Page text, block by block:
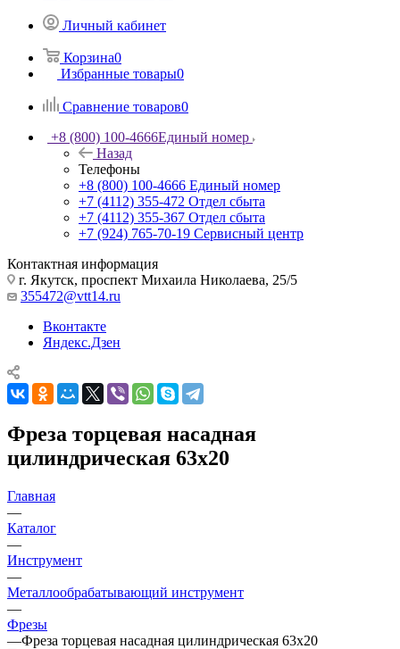
Личный кабинет
Корзина0
Избранные товары0
Сравнение товаров0
+8 (800) 100-4666Единый номер
Назад
Телефоны
+8 (800) 100-4666 Единый номер
+7 (4112) 355-472 Отдел сбыта
+7 (4112) 355-367 Отдел сбыта
+7 (924) 765-70-19 Сервисный центр
Контактная информация
г. Якутск, проспект Михаила Николаева, 25/5
355472@vtt14.ru
Вконтакте
Яндекс.Дзен
Фреза торцевая насадная
цилиндрическая 63х20
Главная
—
Каталог
—
Инструмент
—
Металлообрабатывающий инструмент
—
Фрезы
—Фреза торцевая насадная цилиндрическая 63х20